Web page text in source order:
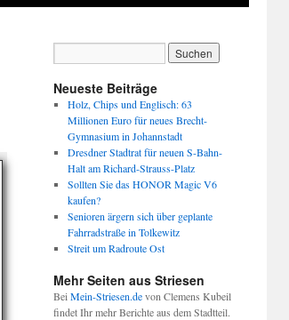
Neueste Beiträge
Holz, Chips und Englisch: 63
Millionen Euro für neues Brecht-
Gymnasium in Johannstadt
Dresdner Stadtrat für neuen S-Bahn-
Halt am Richard-Strauss-Platz
Sollten Sie das HONOR Magic V6
kaufen?
Senioren ärgern sich über geplante
Fahrradstraße in Tolkewitz
Streit um Radroute Ost
Mehr Seiten aus Striesen
Bei Mein-Striesen.devon Clemens Kubeil
findet Ihr mehr Berichte aus dem Stadtteil.